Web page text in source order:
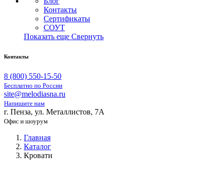
Контакты
Сертификаты
СОУТ
Показать еще Свернуть
Контакты
8 (800) 550-15-50
Бесплатно по России
site@melodiasna.ru
Напишите нам
г. Пенза, ул. Металлистов, 7А
Офис и шоурум
Главная
Каталог
Кровати